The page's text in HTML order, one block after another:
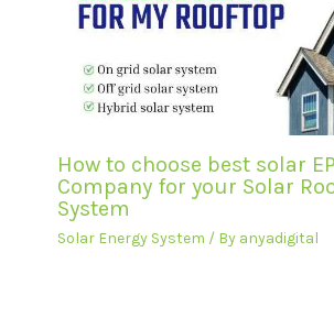
How to choose best solar
Company for your Solar
System
Solar Energy System / By anyadigital